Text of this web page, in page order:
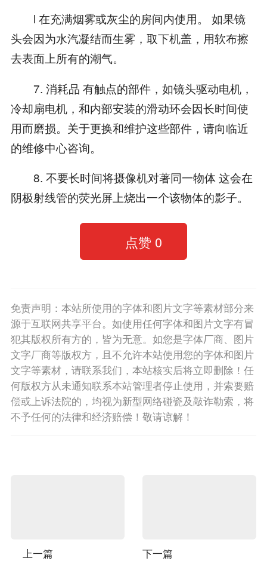
l 在充满烟雾或灰尘的房间内使用。 如果镜
头会因为水汽凝结而生雾，取下机盖，用软布擦
去表面上所有的潮气。
7. 消耗品 有触点的部件，如镜头驱动电机，
冷却扇电机，和内部安装的滑动环会因长时间使
用而磨损。关于更换和维护这些部件，请向临近
的维修中心咨询。
8. 不要长时间将摄像机对著同一物体 这会在
阴极射线管的荧光屏上烧出一个该物体的影子。
点赞 0
免责声明：本站所使用的字体和图片文字等素材部分来
源于互联网共享平台。如使用任何字体和图片文字有冒
犯其版权所有方的，皆为无意。如您是字体厂商、图片
文字厂商等版权方，且不允许本站使用您的字体和图片
文字等素材，请联系我们，本站核实后将立即删除！任
何版权方从未通知联系本站管理者停止使用，并索要赔
偿或上诉法院的，均视为新型网络碰瓷及敲诈勒索，将
不予任何的法律和经济赔偿！敬请谅解！
上一篇 下一篇